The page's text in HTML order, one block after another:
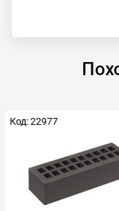
Код: 22977